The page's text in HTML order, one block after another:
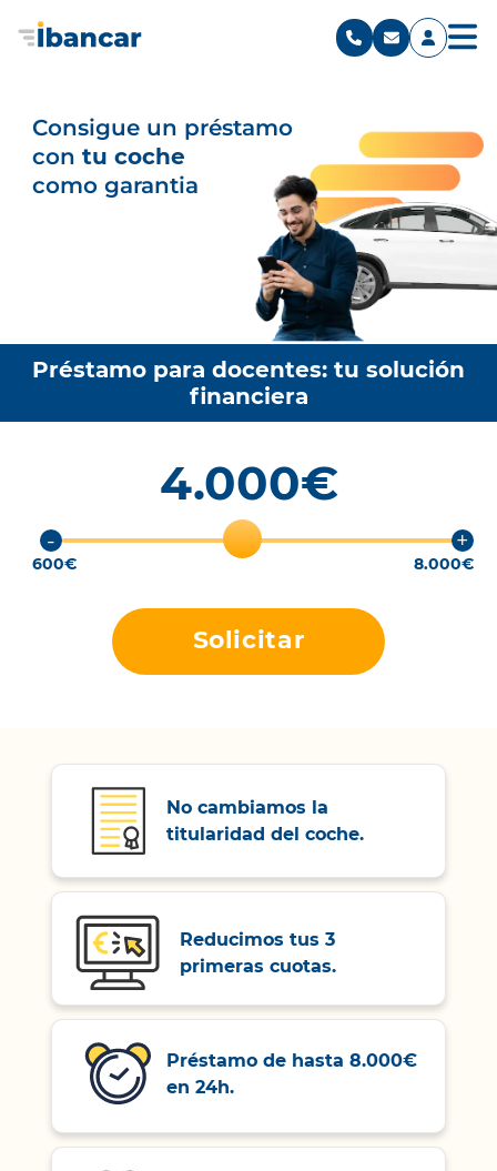
Consigue un préstamo
contu coche
como garantia
Préstamo para docentes: tu solución
financiera
4.000€
-
600€
+
8.000€
Solicitar
No cambiamos la
titularidad del coche.
Reducimos tus 3
primeras cuotas.
Préstamo de hasta 8.000€
en 24h.